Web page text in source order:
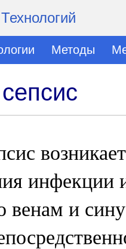
Методы
инфекции
венам и